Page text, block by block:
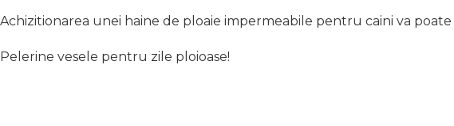
Achizitionarea unei haine de ploaie impermeabile pentru caini va
Pelerine vesele pentru zile ploioase!